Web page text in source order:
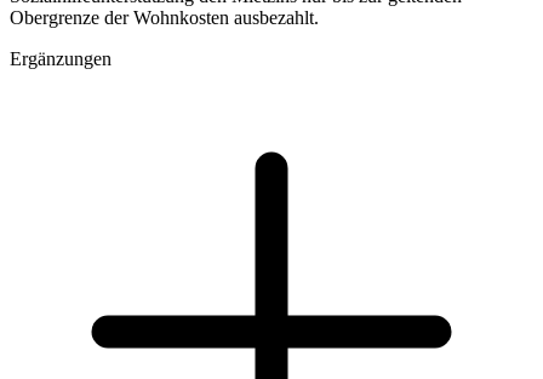
Obergrenze der Wohnkosten ausbezahlt.
Ergänzungen